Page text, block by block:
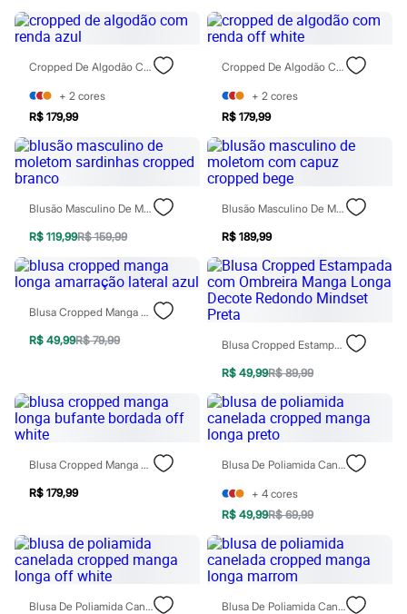
Leggings
Shorts e Bermudas
Moda íntima
Calcinhas
Cintas e Modeladores
Meias
Pijamas
Sutiãs e Tops
Moda praia
Biquínis
Maiôs
Saídas de praia
Personagens
Blusas e Camisetas
Calças
Jeans
Moda esportiva
Shorts e Saias
Em alta
Dia dos Pais
Inverno
Novidades
Roupas
Camisas
Casacos e Jaquetas
Jeans
Polos
Bolsas e Mochilas
Cropped De Algodão Com Renda Azul
+ 2 cores
R$ 179,99
Cropped De Algodão Com Renda Off White
+ 2 cores
R$ 179,99
Blusão Masculino De Moletom Sardinhas Cropped Branco
R$ 119,99R$ 159,99
Blusão Masculino De Moletom Com Capuz Cropped Bege
R$ 189,99
Blusa Cropped Manga Longa Amarração Lateral Azul
R$ 49,99R$ 79,99 Blusa Cropped Estampada Com Ombreira Manga Longa Decote Redondo Mindset Preta
R$ 49,99R$ 89,99
Blusa Cropped Manga Longa Bufante Bordada Off White
R$ 179,99
Blusa De Poliamida Canelada Cropped Manga Longa Preto
+ 4 cores
R$ 49,99R$ 69,99
Blusa De Poliamida Canelada Cropped Manga Longa Off White Blusa De Poliamida Canelada Cropped Manga Longa Marrom